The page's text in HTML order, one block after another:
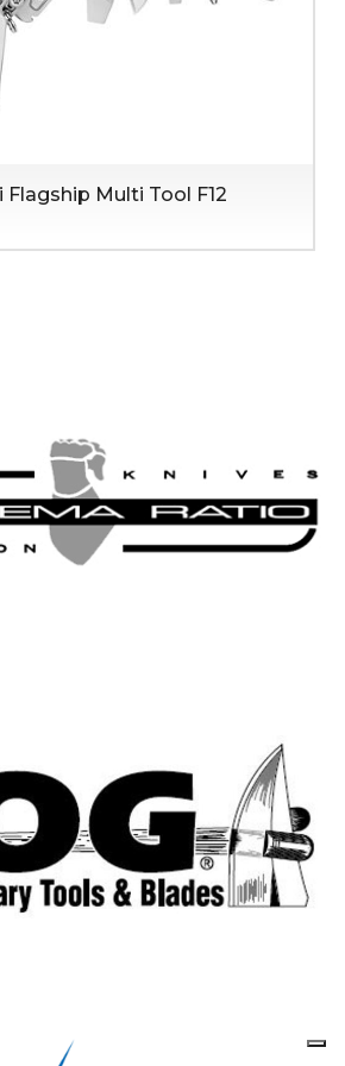
Flagship Multi Tool F12